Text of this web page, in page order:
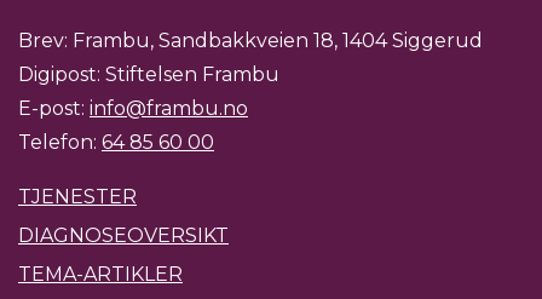
Brev: Frambu, Sandbakkveien 18, 1404 Siggerud
Digipost: Stiftelsen Frambu
E-post: info@frambu.no
Telefon: 64 85 60 00
TJENESTER
DIAGNOSEOVERSIKT
TEMA-ARTIKLER